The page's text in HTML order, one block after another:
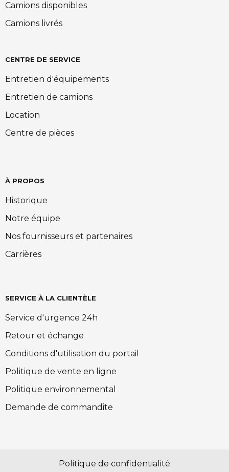
Camions disponibles
Camions livrés
CENTRE DE SERVICE
Entretien d'équipements
Entretien de camions
Location
Centre de pièces
À PROPOS
Historique
Notre équipe
Nos fournisseurs et partenaires
Carrières
SERVICE À LA CLIENTÈLE
Service d'urgence 24h
Retour et échange
Conditions d'utilisation du portail
Politique de vente en ligne
Politique environnemental
Demande de commandite
Politique de confidentialité